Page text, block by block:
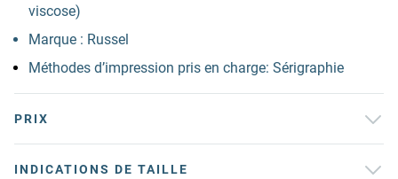
viscose)
Marque : Russel
Méthodes d’impression pris en charge: Sérigraphie
PRIX
INDICATIONS DE TAILLE